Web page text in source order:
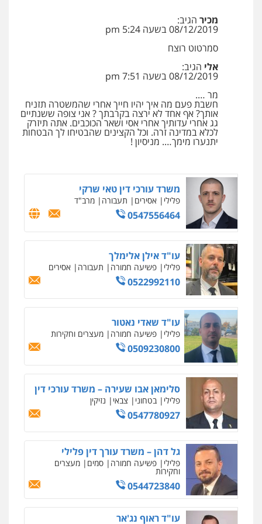
בפרקליטות המדינה
0506217994
משרד עורכי דין פארס פלאח
צווארון לבן והונאה
0549911449
עו"ד עידית שינו-אמיתי
פלילי עורכי דין לענייני אסירים
עו"ד אביגדור פלדמן
פלילי אסירים צווארון לבן זכויות אדם אזרחי
0505345826
עו"ד נס בן נתן
פלילי כלכלי פשיעה חמורה
0505555110
אסף כרמונה – עורך דין פלילי
פלילי פשיעה חמורה
וחקירות
עו"ד דניאל דרוביצקי
פלילי משפחה צבאי
0526409925
שחר מנדלמן, שלומציון גבאי מנדלמן
– משרד עורכי דין
פלילי התמחות בייצוג בעבירות מין
0505522334
מכיר הגיב:
08/12/2019 בשעה 5:24 pm
סמרטוט רוצח
אלי הגיב:
08/12/2019 בשעה 7:51 pm
מר ….
חשבת פעם מה איך יהיו חייך אחרי שהמשטרה תזניח
אותך? אף אחד לא ירצה בקרבתך ? אני צופה ששנתיים
גג אחרי עדותיך אחרי אסי ושאר הכוכבים. אתה תיזרק
לכלא במדינה זרה. וכל הקצינים שהבטיחו לך הבטחות
יתנערו מימך…. מניסיון !
0544218336
עו"ד עלי סעדי
ומעצרים
עו"ד ירון גיגי
פלילי צווארון לבן מעצרים הליכי הסגרה
0522249087
משרד עורכי דין טאי שרקי
פלילי אסירים תעבורה מרב"ד
0547556464
עו"ד אילן אלימלך
פלילי פשיעה חמורה תעבורה אסירים
0522992110
עו"ד שאדי נאטור
פלילי פשיעה חמורה מעצרים וחקירות
0509230800
סלימאן אבו שעירה – משרד עורכי דין
פלילי בטחוני צבאי נזיקין
0547780927
גל דהן – משרד עורך דין פלילי
פלילי פשיעה חמורה סמים מעצרים
וחקירות
0544723840
עו"ד ראוף נג'אר